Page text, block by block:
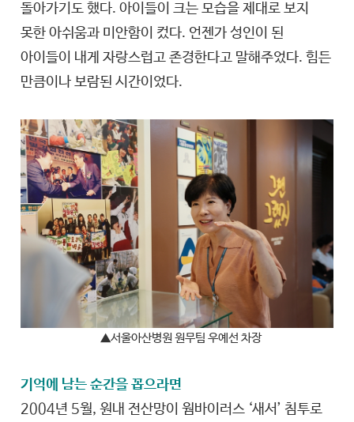
돌아가기도 했다. 아이들이 크는 모습을 제대로 보지
못한 아쉬움과 미안함이 컸다. 언젠가 성인이 된
아이들이 내게 자랑스럽고 존경한다고 말해주었다. 힘든
만큼이나 보람된 시간이었다.
▲서울아산병원 원무팀 우예선 차장
기억에 남는 순간을 꼽으라면
2004년 5월, 원내 전산망이 웜바이러스 ‘새서’ 침투로